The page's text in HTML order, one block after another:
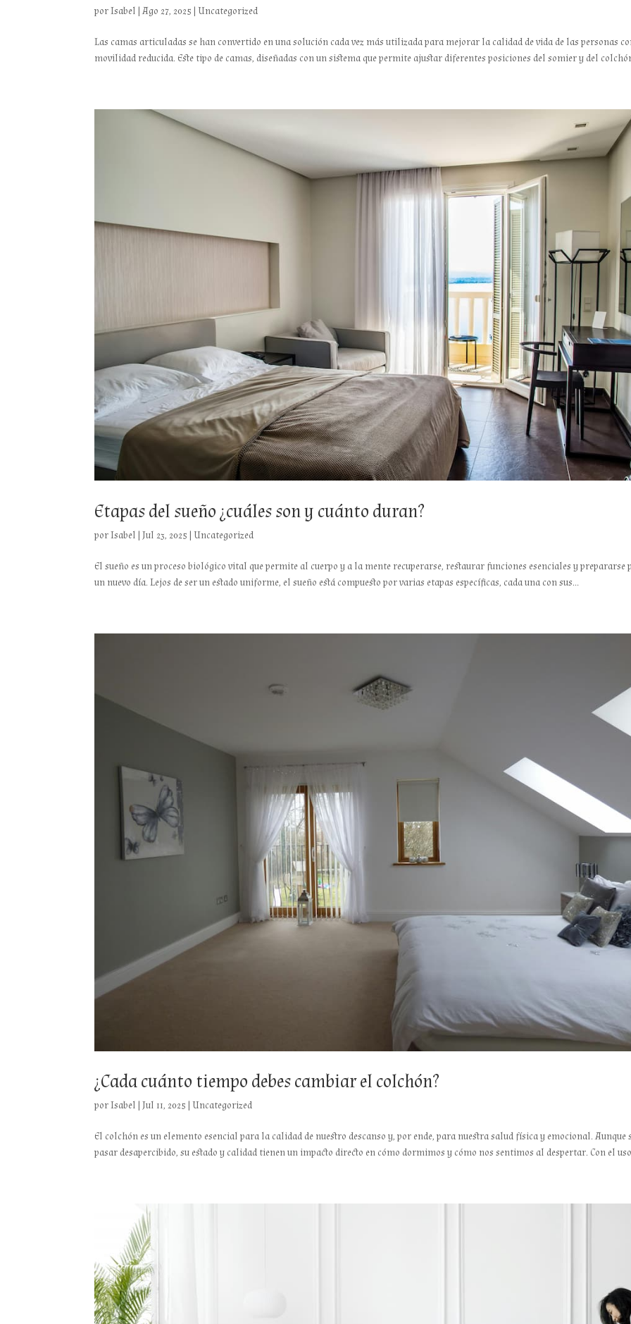
porIsabel |Ago 27, 2025 |Uncategorized
Las camas articuladas se han convertido en una solución cada vez más utilizada para mejorar la calidad de vida de las personas
movilidad reducida. Este tipo de camas, diseñadas con un sistema que permite ajustar diferentes posiciones del somier y del
Etapas del sueño ¿cuáles son y cuánto duran?
porIsabel |Jul 23, 2025 |Uncategorized
El sueño es un proceso biológico vital que permite al cuerpo y a la mente recuperarse, restaurar funciones esenciales y prepararse
un nuevo día. Lejos de ser un estado uniforme, el sueño está compuesto por varias etapas específicas, cada una con sus...
¿Cada cuánto tiempo debes cambiar el colchón?
porIsabel |Jul 11, 2025 |Uncategorized
El colchón es un elemento esencial para la calidad de nuestro descanso y, por ende, para nuestra salud física y emocional. Aunque
pasar desapercibido, su estado y calidad tienen un impacto directo en cómo dormimos y cómo nos sentimos al despertar. Con el